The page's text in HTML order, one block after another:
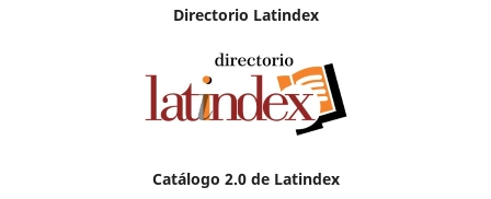
Directorio Latindex
Catálogo 2.0 de Latindex